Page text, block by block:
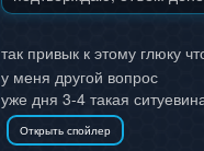
так привык к этому глюку
у меня другой вопрос
уже дня 3-4 такая